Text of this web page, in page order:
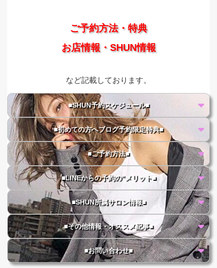
ご予約方法・特典
お店情報・SHUN情報
など記載しております。
■SHUN予約スケジュール■
■初めての方へブログ予約限定特典■
■ご予約方法■
■LINEからの予約の"メリット■
■SHUN所属サロン情報■
■その他情報・オススメ記事■
■お問い合わせ■